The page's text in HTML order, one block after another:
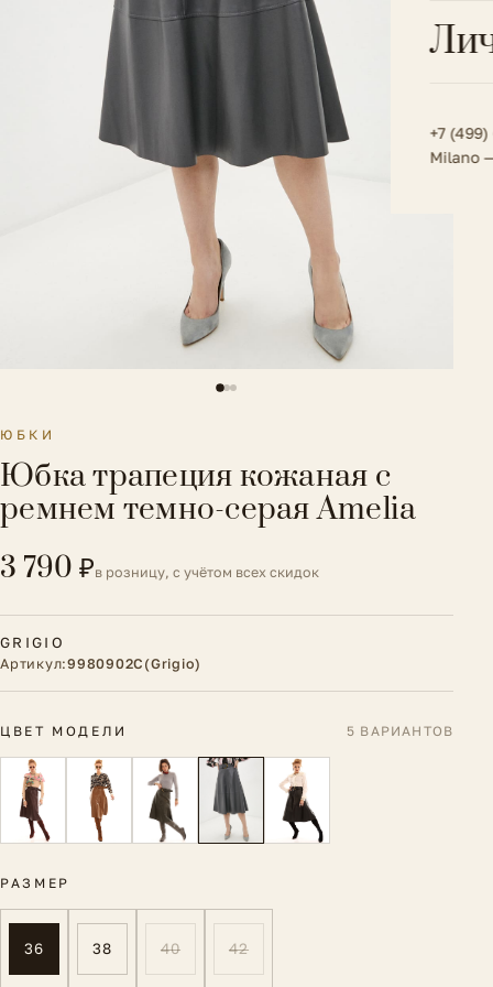
Весь
+7
Milano
ЮБКИ
Юбка трапеция кожаная с
ремнем темно-серая Amelia
3 790 ₽в розницу, с учётом всех скидок
GRIGIO
Артикул:9980902C(Grigio)
ЦВЕТ МОДЕЛИ 5 ВАРИАНТОВ
РАЗМЕР
36 38 40 42